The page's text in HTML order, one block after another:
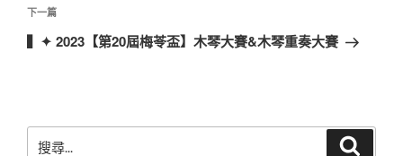
覽
文
章
下
一
下一篇
▍✦ 2023【第20屆梅苓盃】木琴大賽&木琴重奏大賽